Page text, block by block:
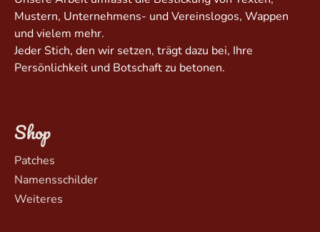
Mustern, Unternehmens- und Vereinslogos, Wappen
und vielem mehr.
Jeder Stich, den wir setzen, trägt dazu bei, Ihre
Persönlichkeit und Botschaft zu betonen.
Shop
Patches
Namensschilder
Weiteres